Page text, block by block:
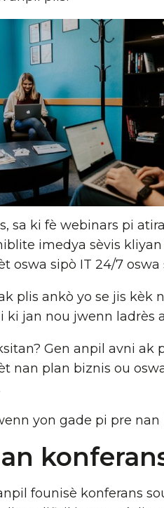
sa ki fè webinars pi
imedya sèvis
oswa sipò IT 24/7
plis ankò yo se jis
ki jan nou jwenn ladrès
Gen anpil avni
nan plan biznis ou
yon gade pi pre
founisè konferans